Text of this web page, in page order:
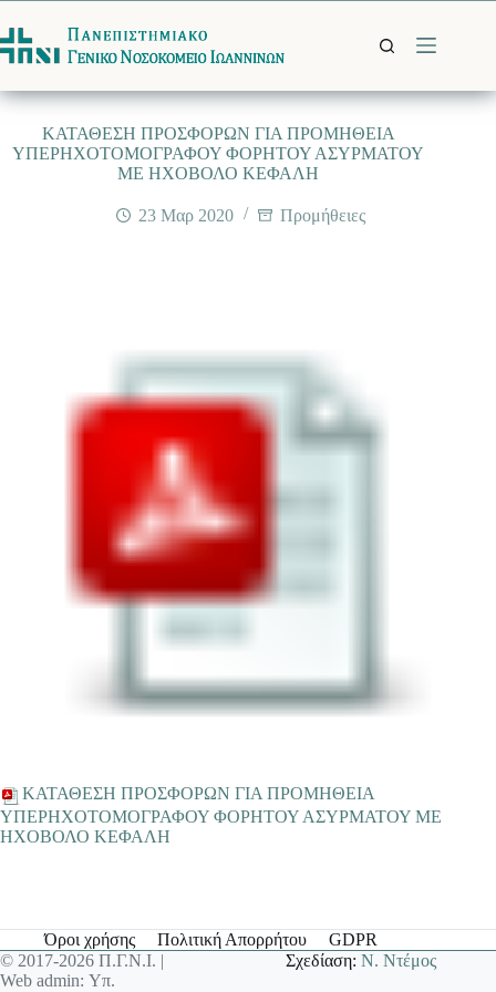
στο
περιεχόμενο
ΚΑΤΑΘΕΣΗ ΠΡΟΣΦΟΡΩΝ ΓΙΑ ΠΡΟΜΗΘΕΙΑ
ΥΠΕΡΗΧΟΤΟΜΟΓΡΑΦΟΥ ΦΟΡΗΤΟΥ ΑΣΥΡΜΑΤΟΥ
ΜΕ ΗΧΟΒΟΛΟ ΚΕΦΑΛΗ
23 Μαρ 2020 Προμήθειες
ΚΑΤΑΘΕΣΗ ΠΡΟΣΦΟΡΩΝ ΓΙΑ ΠΡΟΜΗΘΕΙΑ
ΥΠΕΡΗΧΟΤΟΜΟΓΡΑΦΟΥ ΦΟΡΗΤΟΥ ΑΣΥΡΜΑΤΟΥ ΜΕ
ΗΧΟΒΟΛΟ ΚΕΦΑΛΗ
Όροι χρήσης Πολιτική Απορρήτου
GDPR
© 2017-2026 Π.Γ.Ν.Ι. |
Web admin: Υπ.
Σχεδίαση:Ν. Ντέμος